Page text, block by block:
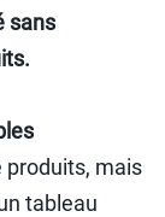
sans
produits, mais
tableau